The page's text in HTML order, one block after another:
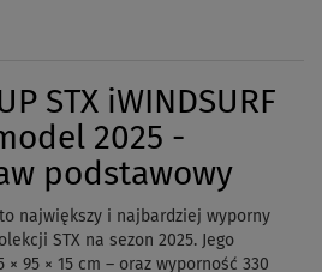
STX iWINDSURF
2025 -
podstawowy
to największy i najbardziej wyporny
STX na sezon 2025. Jego
95 × 15 cm – oraz wyporność 330